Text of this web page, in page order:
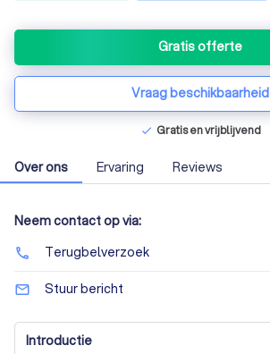
Gratis offerte
Vraag beschikbaarheid
check Gratis en vrijblijvend
Over ons Ervaring Reviews
Neem contact op via:
phone Terugbelverzoek
mail_outline Stuur bericht
Introductie